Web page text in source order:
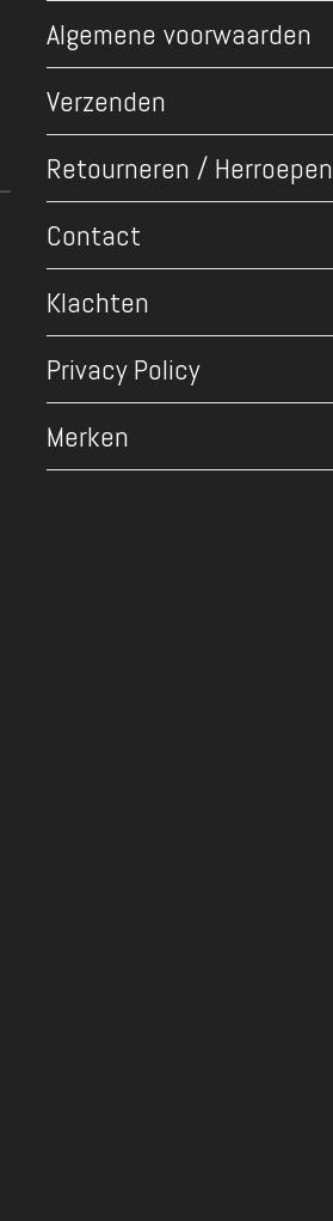
Algemene voorwaarden
Verzenden
Retourneren / Herroepen
Contact
Klachten
Privacy Policy
Merken